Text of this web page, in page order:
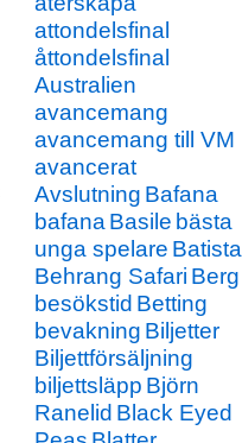
attondelsfinal
åttondelsfinal
Australien
avancemang
avancemang till VM
avancerat
Avslutning Bafana
bafana Basile bästa
unga spelare Batista
Behrang Safari Berg
besökstid Betting
bevakning Biljetter
Biljettförsäljning
biljettsläpp Björn
Ranelid Black Eyed